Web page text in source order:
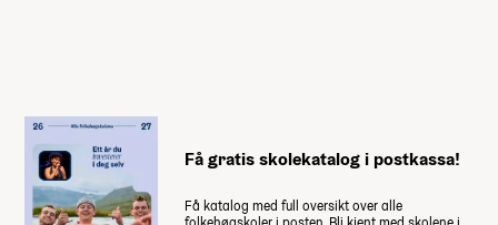
skoleåret. Nærmere informasjon får du fra
skolen.
Husk at du også trenger penger til
Få gratis skolekatalog i postkassa!
Få katalog med full oversikt over alle